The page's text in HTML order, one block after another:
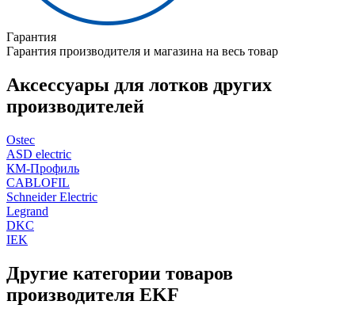
Гарантия
Гарантия производителя и магазина на весь товар
Аксессуары для лотков других
производителей
Ostec
ASD electric
КМ-Профиль
CABLOFIL
Schneider Electric
Legrand
DKC
IEK
Другие категории товаров
производителя EKF